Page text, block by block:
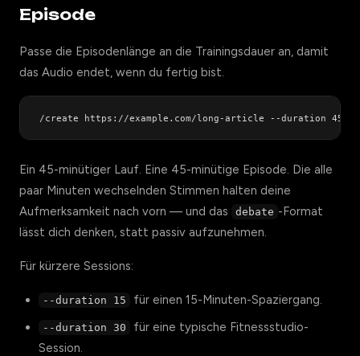
Episode
Passe die Episodenlänge an die Trainingsdauer an, damit
das Audio endet, wenn du fertig bist.
Ein 45-minütiger Lauf. Eine 45-minütige Episode. Die alle
paar Minuten wechselnden Stimmen halten deine
Aufmerksamkeit nach vorn — und das
debate -Format
lässt dich denken, statt passiv aufzunehmen.
Für kürzere Sessions:
--duration 15 für einen 15-Minuten-Spaziergang.
--duration 30
für eine typische Fitnessstudio-
Session.